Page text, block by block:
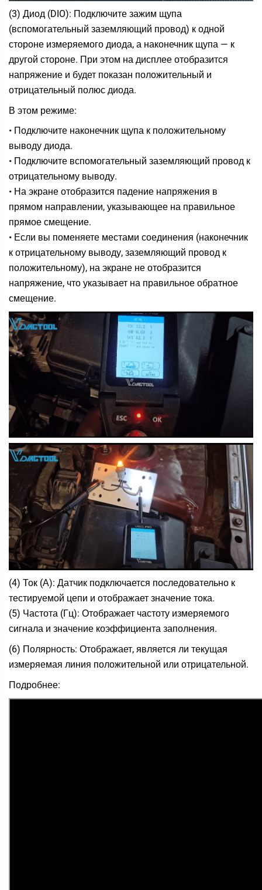
(3) Диод (DIO): Подключите зажим щупа
(вспомогательный заземляющий провод) к одной
стороне измеряемого диода, а наконечник щупа — к
другой стороне. При этом на дисплее отобразится
напряжение и будет показан положительный и
отрицательный полюс диода.
В этом режиме:
• Подключите наконечник щупа к положительному
выводу диода.
• Подключите вспомогательный заземляющий провод к
отрицательному выводу.
• На экране отобразится падение напряжения в
прямом направлении, указывающее на правильное
прямое смещение.
• Если вы поменяете местами соединения (наконечник
к отрицательному выводу, заземляющий провод к
положительному), на экране не отобразится
напряжение, что указывает на правильное обратное
смещение.
(4) Ток (А): Датчик подключается последовательно к
тестируемой цепи и отображает значение тока.
(5) Частота (Гц): Отображает частоту измеряемого
сигнала и значение коэффициента заполнения.
(6) Полярность: Отображает, является ли текущая
измеряемая линия положительной или отрицательной.
Подробнее: